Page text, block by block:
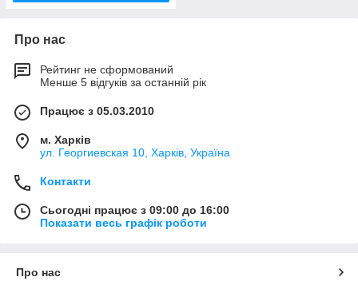
Про нас
Рейтинг не сформований
Менше 5 відгуків за останній рік
Працює з 05.03.2010
м. Харків
ул. Георгиевская 10, Харків, Україна
Контакти
Сьогодні працює з 09:00 до 16:00
Показати весь графік роботи
Про нас